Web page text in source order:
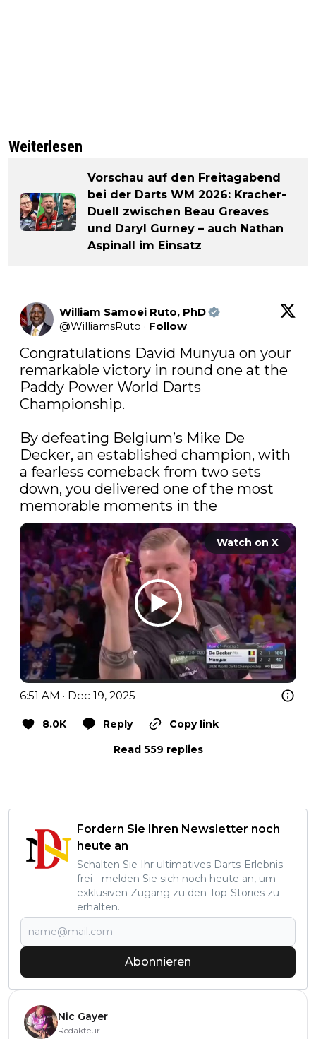
Weiterlesen
Vorschau auf den Freitagabend
bei der Darts WM 2026: Kracher-
Duell zwischen Beau Greaves
und Daryl Gurney – auch Nathan
Aspinall im Einsatz
William Samoei Ruto, PhD
@WilliamsRuto · Follow
Congratulations David Munyua on your
remarkable victory in round one at the
Paddy Power World Darts
Championship.
By defeating Belgium’s Mike De
Decker, an established champion, with
a fearless comeback from two sets
down, you delivered one of the most
memorable moments in the
Watch on X
6:51 AM · Dec 19, 2025
8.0K Reply
Copy link
Read 559 replies
Fordern Sie Ihren Newsletter noch
heute an
Schalten Sie Ihr ultimatives Darts-Erlebnis
frei - melden Sie sich noch heute an, um
exklusiven Zugang zu den Top-Stories zu
erhalten.
Abonnieren
Nic Gayer
Redakteur